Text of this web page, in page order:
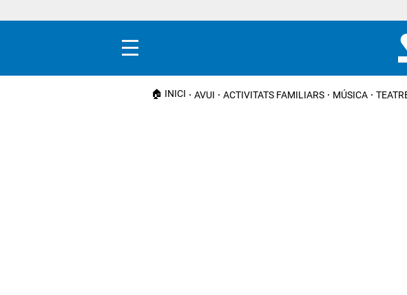
Menú
🏠 INICI AVUI ACTIVITATS FAMILIARS MÚSICA